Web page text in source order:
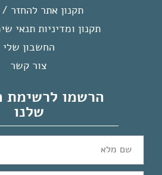
תקנון אתר להחזר /
תקנון ומדיניות תנאי
החשבון שלי
צור קשר
הרשמו לרשימת
שלנו